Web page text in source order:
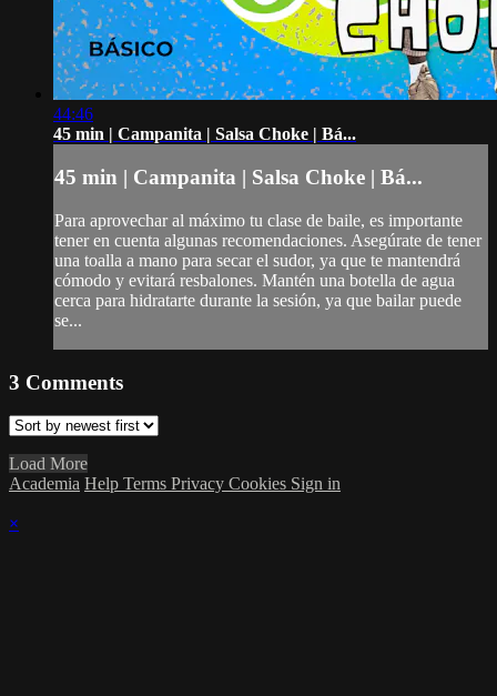
44:46
45 min | Campanita | Salsa Choke | Bá...
45 min | Campanita | Salsa Choke | Bá...
Para aprovechar al máximo tu clase de baile, es importante
tener en cuenta algunas recomendaciones. Asegúrate de tener
una toalla a mano para secar el sudor, ya que te mantendrá
cómodo y evitará resbalones. Mantén una botella de agua
cerca para hidratarte durante la sesión, ya que bailar puede
se...
3 Comments
Load More
Academia Help Terms Privacy Cookies Sign in
×